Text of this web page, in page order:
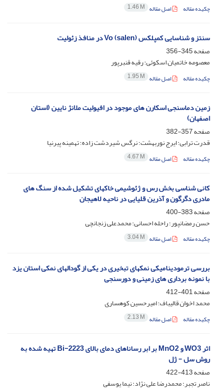
چکیده مقاله اصل مقاله 1.46 M
سنتز و شناسایی کمپلکس (Vo (salen در منافذ زئولیت
صفحه345-356
معصومه خاتمیان اسکوئی؛ رقیه قنبرپور
چکیده مقاله اصل مقاله 1.95 M
زمین دماسنجی اسکارن های موجود در افیولیت ملانژ نایین (استان
اصفهان)
صفحه357-382
قدرت ترابی؛ ایرج نوربهشت؛ نرگس شیردشت زاده؛ تهمینه پیرنیا
چکیده مقاله اصل مقاله 4.67 M
کانی شناسی بخش رس و ژئوشیمی خاکهای تشکیل شده از سنگ های
مادری دگرگون و آذرین قلیایی در ناحیه لاهیجان
صفحه383-400
حسن رمضانپور؛ راحله احسانی؛ محمدعلی زنجانچی
چکیده مقاله اصل مقاله 3.04 M
بررسی ترمودینامیکی نمکهای تبخیری در یکی از گودالهای نمکی استان یزد
با نمونه برداری های زمینی و دورسنجی
صفحه401-412
محمد اخوان قالیباف؛ امیرحسین کوهساری
چکیده مقاله اصل مقاله 2.13 M
اثر WO3 و MnO2 بر ابر رساناهای دمای بالای Bi-2223 تهیه شده به
روش سل - ژل
صفحه413-422
ناصر تجبر؛ محمدرضا علی نژاد؛ نیما یوسفی